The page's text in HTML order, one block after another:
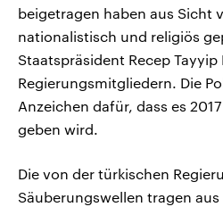
beigetragen haben aus Sicht
nationalistisch und religiös
Staatspräsident Recep Tayyip
Regierungsmitgliedern. Die
Anzeichen dafür, dass es
geben wird.
Die von der türkischen
Säuberungswellen tragen